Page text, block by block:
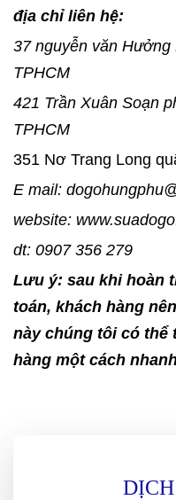
địa chỉ liên hệ:
37 nguyễn văn
TPHCM
421 Trần Xuân Soạn
TPHCM
351 Nơ Trang Long
E mail:
website:
dt: 0907 356 279
Lưu ý: sau khi hoàn
toán, khách hàng
này chúng tôi có thể
hàng một cách